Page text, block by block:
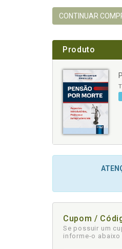
CONTINUAR
Produto
Cupom /
Se possuir um
informe-o abaixo